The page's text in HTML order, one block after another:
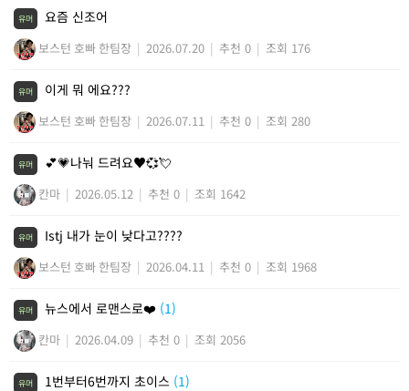
유머 요즘 신조어
보스턴 호빠 한팀장 | 2026.07.20 | 추천 0 | 조회 176
유머 이게 뭐 에요???
보스턴 호빠 한팀장 | 2026.07.11 | 추천 0 | 조회 280
유머 💕💗나눠 드려요♥️💞💘
칸마 | 2026.05.12 | 추천 0 | 조회 1642
유머 Istj 내가 눈이 낮다고????
보스턴 호빠 한팀장 | 2026.04.11 | 추천 0 | 조회 1968
유머 뉴스에서 로맨스로❤️ (1)
칸마 | 2026.04.09 | 추천 0 | 조회 2056
유머 1번부터6번까지 초이스 (1)